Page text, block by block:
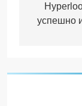
успешно